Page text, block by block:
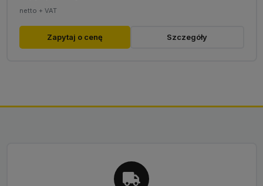
netto + VAT
Zapytaj o cenę
Ten
produkt
można
Szczegóły